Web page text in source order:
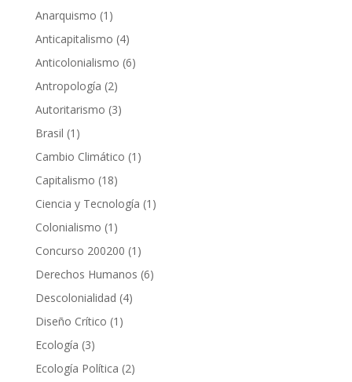
Anarquismo 1 1
producto
Anticapitalismo 44
productos
Anticolonialismo 66
Antropología 22
productos
Autoritarismo 33
Brasil 1 1
producto
Cambio Climático 1 1
Capitalismo 1818
productos
Ciencia y Tecnología 1 1
Colonialismo 1 1
producto
Concurso 200200 1 1
producto
Derechos Humanos 66
Descolonialidad 44
Diseño Crítico 1 1
Ecología 33
productos
Ecología Política 22